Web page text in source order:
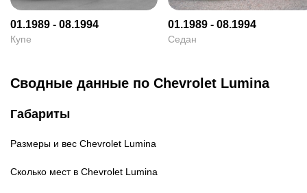
01.1989 - 08.1994
Купе
01.1989 - 08.1994
Седан
Сводные данные по Chevrolet Lumina
Габариты
Размеры и вес Chevrolet Lumina
Сколько мест в Chevrolet Lumina